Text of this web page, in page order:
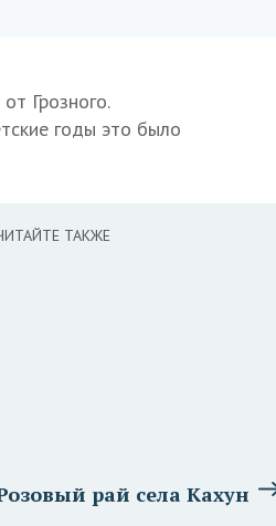
Грозного.
годы это было
ТАКЖЕ
рай села Кахун